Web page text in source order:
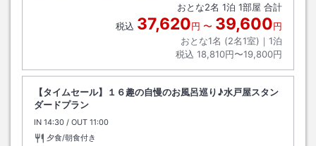
おとな2名 1泊 1部屋 合計
税込 37,620円 〜 39,600円
おとな1名 (2名1室)｜ 1泊
税込 18,810円〜19,800円
【タイムセール】１６趣の自慢のお風呂巡り♪水戸屋スタン
ダードプラン
IN チェックイン
14:30 / OUT チェックアウト
11:00
夕食/朝食付き